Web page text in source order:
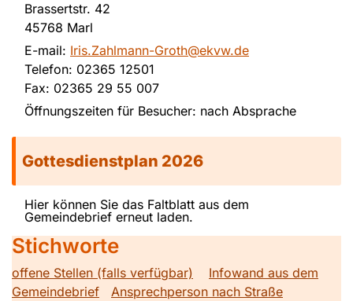
Brassertstr. 42
45768 Marl
E-mail: Iris.Zahlmann-Groth@ekvw.de
Telefon: 02365 12501
Fax: 02365 29 55 007
Öffnungszeiten für Besucher: nach Absprache
Gottesdienstplan 2026
Hier können Sie das Faltblatt aus dem
Gemeindebrief erneut laden.
Stichworte
offene Stellen (falls verfügbar)
Infowand aus dem
Gemeindebrief
Ansprechperson nach Straße